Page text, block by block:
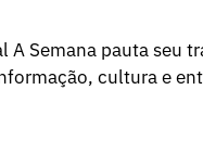
A Semana pauta seu
cultura e